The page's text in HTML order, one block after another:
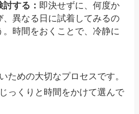
する： 即決せずに、何度か
、異なる日に試着してみるの
。時間をおくことで、冷静に
ための大切なプロセスです。
っくりと時間をかけて選んで